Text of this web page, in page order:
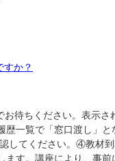
すか？
待ちください。表示
一覧で「窓口渡し」
てください。④教材
す。講座により、事